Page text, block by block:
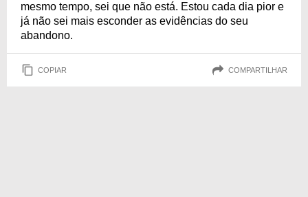
mesmo tempo, sei que não está. Estou cada dia pior e
já não sei mais esconder as evidências do seu
abandono.
COPIAR COMPARTILHAR